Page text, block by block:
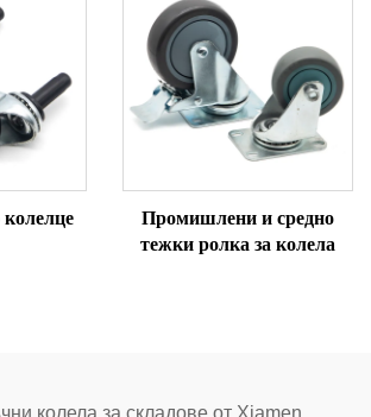
колелце
Промишлени и средно
тежки ролка за колела
колела за складове от Xiamen